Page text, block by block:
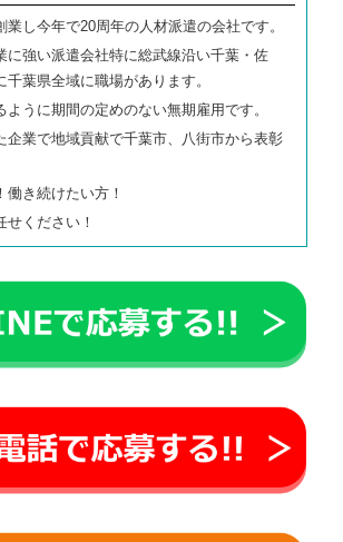
業し今年で20周年の人材派遣の会社です。
に強い派遣会社特に総武線沿い千葉・佐
千葉県全域に職場があります。
ように期間の定めのない無期雇用です。
企業で地域貢献で千葉市、八街市から表彰
働き続けたい方！
せください！